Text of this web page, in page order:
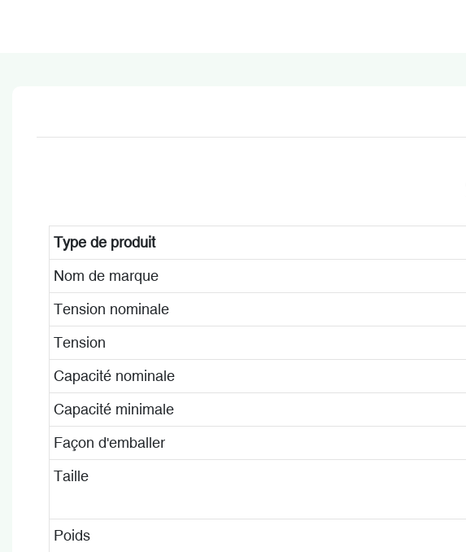
Type de produit
Nom de marque
Tension nominale
Tension
Capacité nominale
Capacité minimale
Façon d'emballer
Taille
Poids